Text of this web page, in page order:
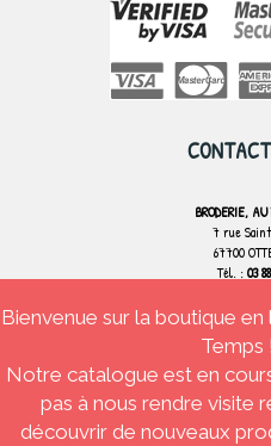
BRODERIE,
7 rue
67700
Tél. :03
Broderie Au fil du temps
Bienvenue sur la boutique
Temps !
Notre catalogue est en cours
pas à nous rendre visite
découvrir de nouveaux